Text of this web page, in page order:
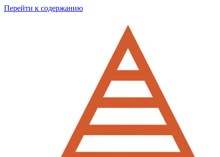
Перейти к содержанию